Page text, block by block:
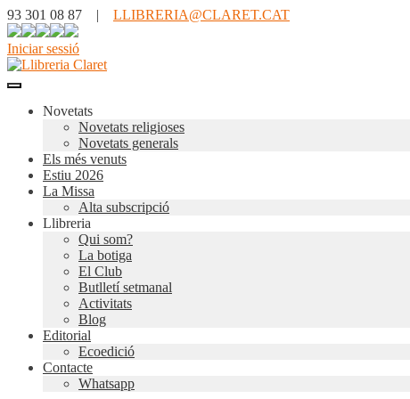
93 301 08 87 | LLIBRERIA@CLARET.CAT
Iniciar sessió
Novetats
Novetats religioses
Novetats generals
Els més venuts
Estiu 2026
La Missa
Alta subscripció
Llibreria
Qui som?
La botiga
El Club
Butlletí setmanal
Activitats
Blog
Editorial
Ecoedició
Contacte
Whatsapp